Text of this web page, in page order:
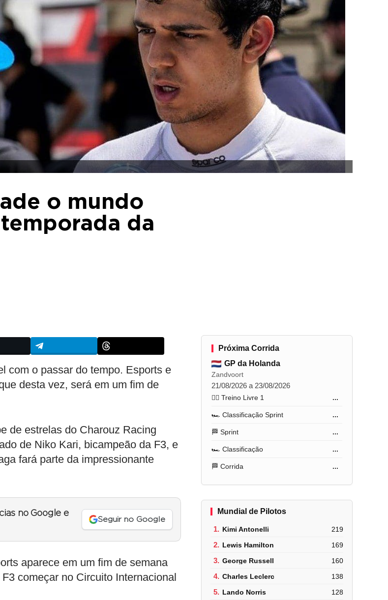
o mundo
da
com o passar do tempo. Esports e
desta vez, será em um fim de
de estrelas do Charouz Racing
de Niko Kari, bicampeão da F3, e
fará parte da impressionante
no Google e
Seguir no Google
aparece em um fim de semana
começar no Circuito Internacional
Próxima Corrida
GP da Holanda
Zandvoort
21/08/2026 a 23/08/2026
🏋️‍♂️ Treino Livre 1 ...
🏎️ Classificação Sprint ...
🏁 Sprint ...
🏎️ Classificação ...
🏁 Corrida ...
Mundial de Pilotos
1. Kimi Antonelli 219
2. Lewis Hamilton 169
3. George Russell 160
4. Charles Leclerc 138
5. Lando Norris 128